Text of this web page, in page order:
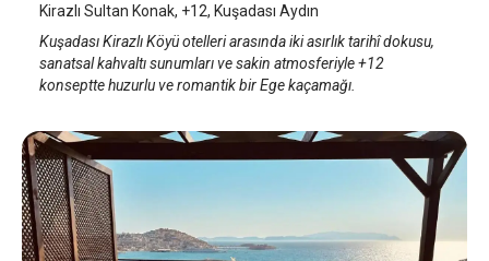
Kirazlı Sultan Konak, +12, Kuşadası Aydın
Kuşadası Kirazlı Köyü otelleri arasında iki asırlık tarihî dokusu,
sanatsal kahvaltı sunumları ve sakin atmosferiyle +12
konseptte huzurlu ve romantik bir Ege kaçamağı.